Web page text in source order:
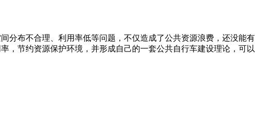
分布不合理、利用率低等问题，不仅造成了公共资源浪费，还没能有
，节约资源保护环境，并形成自己的一套公共自行车建设理论，可以